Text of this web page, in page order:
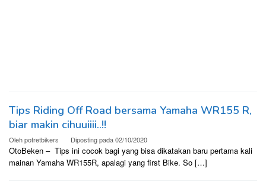
Tips Riding Off Road bersama Yamaha WR155 R,
biar makin cihuuiiii..!!
Olehpotretbikers Diposting pada02/10/2020
OtoBeken – Tips ini cocok bagi yang bisa dikatakan baru pertama kali
mainan Yamaha WR155R, apalagi yang first Bike. So […]